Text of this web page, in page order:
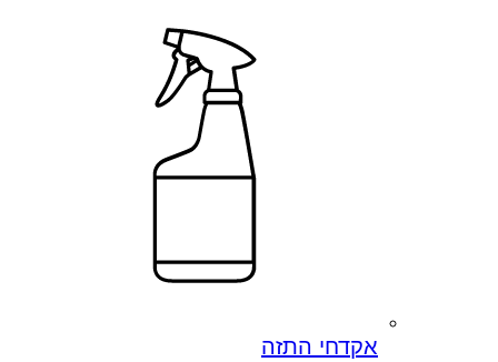
אקדחי התזה